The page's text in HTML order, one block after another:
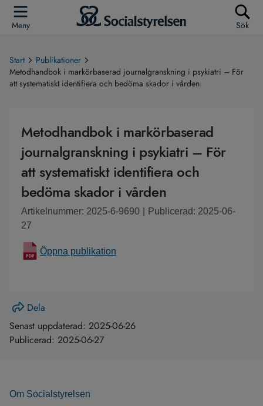
Meny Sök
Start
Publikationer
Metodhandbok i markörbaserad journalgranskning i psykiatri – För
att systematiskt identifiera och bedöma skador i vården
Metodhandbok i markörbaserad
journalgranskning i psykiatri – För
att systematiskt identifiera och
bedöma skador i vården
Artikelnummer: 2025-6-9690
Publicerad: 2025-06-
27
Öppna publikation
Dela
Senast uppdaterad: 2025-06-26
Publicerad: 2025-06-27
Om Socialstyrelsen